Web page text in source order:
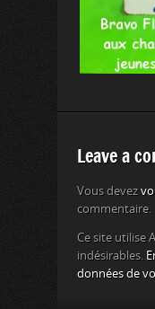
Leave a
Vous devez
commentaire.
Ce site utilise
indésirables.
données de